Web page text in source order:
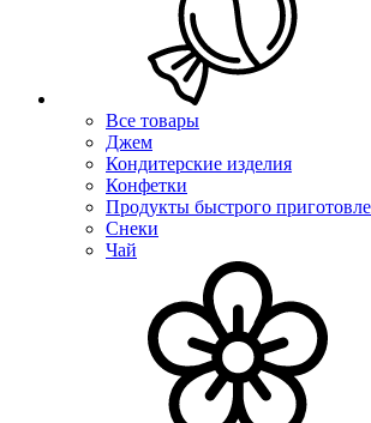
Все товары
Джем
Кондитерские изделия
Конфетки
Продукты быстрого
Снеки
Чай